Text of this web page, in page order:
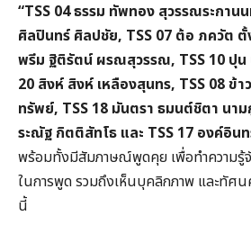
“TSS 04 ธรรม ทัพทอง สุวรรณระกาน
ศิลปินทร์ ศิลปชัย, TSS 07 ต้อ ภควัต ตั้
พรีม ฐิติรัตน์ ผรณสุวรรณ, TSS 10 ปุ
20 สิงห์ สิงห์ เหลืองสุนทร, TSS 08 ข้
ทรัพย์, TSS 18 มันตรา ธมนต์ชิตา นาม
ระณัฐ กิตติสัทโธ และ TSS 17 องค์อิน
พร้อมทั้งมีสัมภาษณ์พูดคุย เพื่อทำความรู้
ในการพูด รวมถึงเห็นบุคลิกภาพ และทัศ
นี้